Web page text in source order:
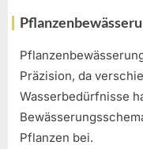
Präzision, da
Wasserbedürfnisse
Pflanzen bei.